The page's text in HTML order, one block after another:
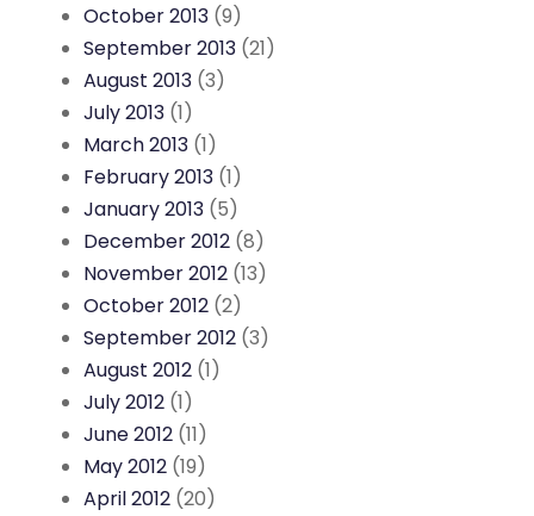
October 2013 (9)
September 2013 (21)
August 2013 (3)
July 2013 (1)
March 2013 (1)
February 2013 (1)
January 2013 (5)
December 2012 (8)
November 2012 (13)
October 2012 (2)
September 2012 (3)
August 2012 (1)
July 2012 (1)
June 2012 (11)
May 2012 (19)
April 2012 (20)